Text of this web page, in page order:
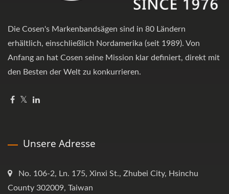
Die Cosen's Markenbandsägen sind in 80 Ländern
erhältlich, einschließlich Nordamerika (seit 1989). Von
Anfang an hat Cosen seine Mission klar definiert, direkt mit
den Besten der Welt zu konkurrieren.
Unsere Adresse
No. 106-2, Ln. 175, Xinxi St., Zhubei City, Hsinchu
County 302009, Taiwan